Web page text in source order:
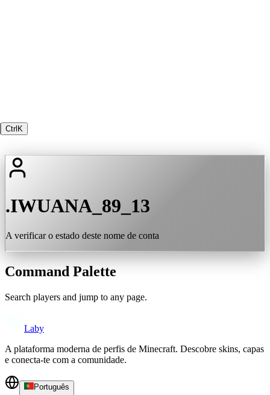
Ctrl K
.IWUANA_89_13
A verificar o estado deste nome de conta
Command Palette
Search players and jump to any page.
Laby
A plataforma moderna de perfis de Minecraft. Descobre skins, capas
e conecta-te com a comunidade.
Português